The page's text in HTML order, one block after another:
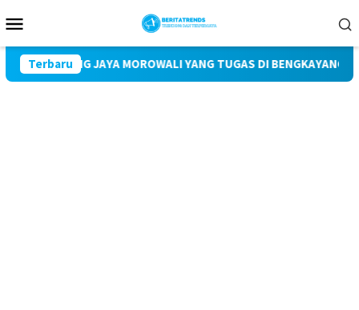
ke
Mobile
Terbaru
BINTANG JAYA MOROWALI YANG TUGAS DI BENGKAYANG